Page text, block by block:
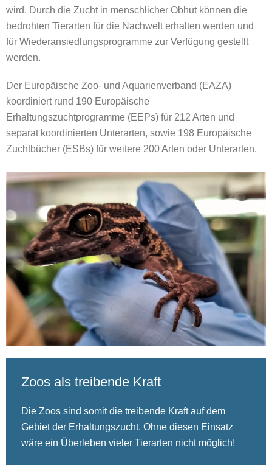
wird. Durch die Zucht in menschlicher Obhut können die
bedrohten Tierarten für die Nachwelt erhalten werden und
für Wiederansiedlungsprogramme zur Verfügung gestellt
werden.
Der Europäische Zoo- und Aquarienverband (EAZA)
koordiniert rund 190 Europäische
Erhaltungszuchtprogramme (EEPs) für 212 Arten und
separat koordinierten Unterarten, sowie 198 Europäische
Zuchtbücher (ESBs) für weitere 200 Arten oder Unterarten.
Zoos als treibende Kraft
Die Zoos sind somit die treibende Kraft auf dem
Gebiet der Erhaltungszucht. Ohne diesen Einsatz
wäre ein Überleben vieler Tierarten nicht möglich!